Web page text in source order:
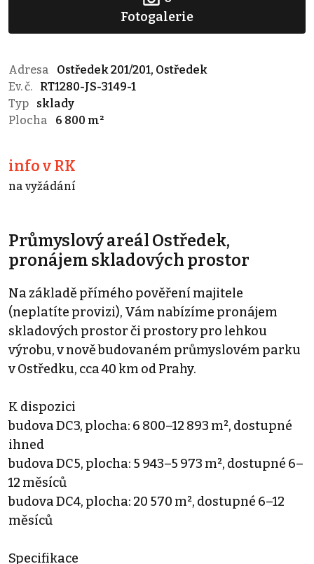
Fotogalerie
Adresa
Ostředek 201/201, Ostředek
Ev. č.
RT1280-JS-3149-1
Typ
sklady
Plocha
6 800 m²
info v RK
na vyžádání
Průmyslový areál Ostředek,
pronájem skladových prostor
Na základě přímého pověření majitele
(neplatíte provizi), Vám nabízíme pronájem
skladových prostor či prostory pro lehkou
výrobu, v nově budovaném průmyslovém parku
v Ostředku, cca 40 km od Prahy.
K dispozici
budova DC3, plocha: 6 800–12 893 m², dostupné
ihned
budova DC5, plocha: 5 943–5 973 m², dostupné 6–
12 měsíců
budova DC4, plocha: 20 570 m², dostupné 6–12
měsíců
Specifikace